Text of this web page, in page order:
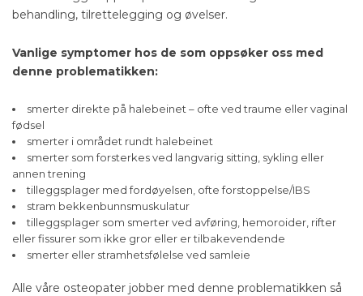
behandling, tilrettelegging og øvelser.
Vanlige symptomer hos de som oppsøker oss med
denne problematikken:
smerter direkte på halebeinet – ofte ved traume eller vaginal
fødsel
smerter i området rundt halebeinet
smerter som forsterkes ved langvarig sitting, sykling eller
annen trening
tilleggsplager med fordøyelsen, ofte forstoppelse/IBS
stram bekkenbunnsmuskulatur
tilleggsplager som smerter ved avføring, hemoroider, rifter
eller fissurer som ikke gror eller er tilbakevendende
smerter eller stramhetsfølelse ved samleie
Alle våre osteopater jobber med denne problematikken så